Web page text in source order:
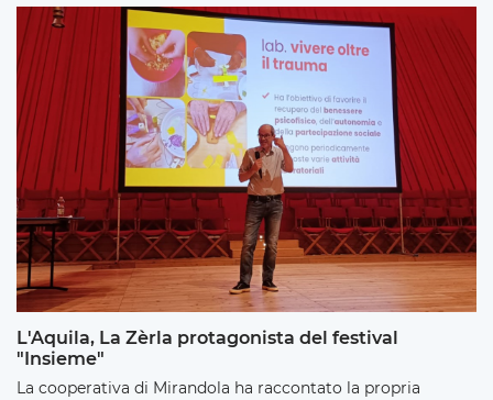
L'Aquila, La Zèrla protagonista del festival
"Insieme"
La cooperativa di Mirandola ha raccontato la propria